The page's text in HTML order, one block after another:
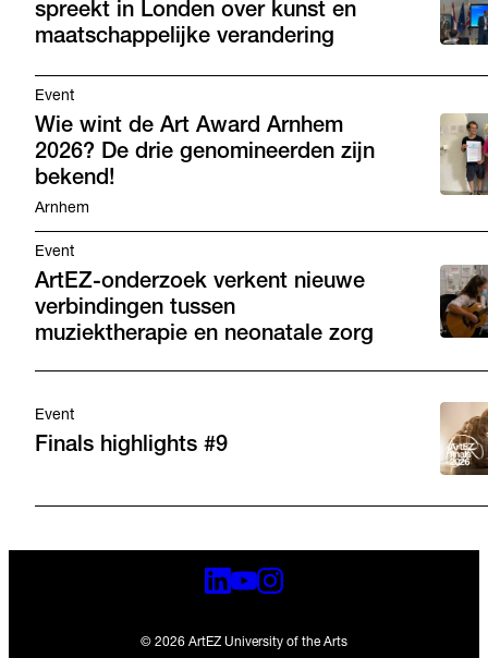
spreekt in Londen over kunst en
maatschappelijke verandering
Event
Wie wint de Art Award Arnhem
2026? De drie genomineerden zijn
bekend!
Arnhem
Event
ArtEZ-onderzoek verkent nieuwe
verbindingen tussen
muziektherapie en neonatale zorg
Event
Finals highlights #9
© 2026 ArtEZ University of the Arts